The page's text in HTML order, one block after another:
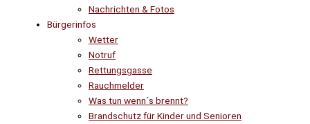
Nachrichten & Fotos
Bürgerinfos
Wetter
Notruf
Rettungsgasse
Rauchmelder
Was tun wenn´s brennt?
Brandschutz für Kinder und Senioren